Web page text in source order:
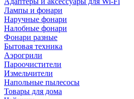
Лампы и фонари
Наручные фонари
Налобные фонари
Фонари разные
Бытовая техника
Аэрогрили
Пароочистители
Измельчители
Напольные пылесосы
Товары для дома